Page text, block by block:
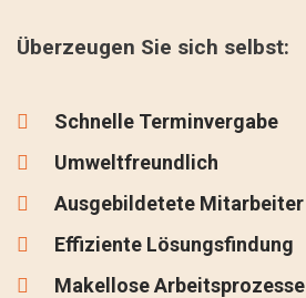
Überzeugen Sie sich selbst:
Schnelle Terminvergabe
Umweltfreundlich
Ausgebildetete Mitarbeiter
Effiziente Lösungsfindung
Makellose Arbeitsprozesse